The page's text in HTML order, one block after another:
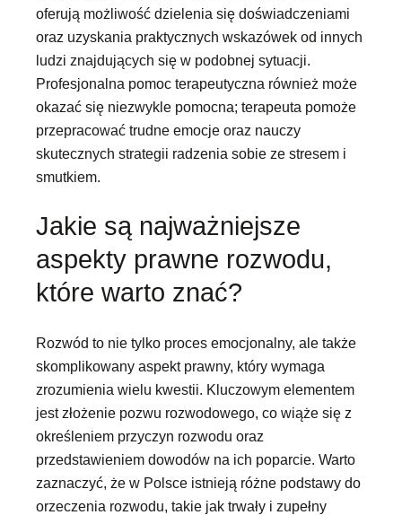
oferują możliwość dzielenia się doświadczeniami
oraz uzyskania praktycznych wskazówek od innych
ludzi znajdujących się w podobnej sytuacji.
Profesjonalna pomoc terapeutyczna również może
okazać się niezwykle pomocna; terapeuta pomoże
przepracować trudne emocje oraz nauczy
skutecznych strategii radzenia sobie ze stresem i
smutkiem.
Jakie są najważniejsze
aspekty prawne rozwodu,
które warto znać?
Rozwód to nie tylko proces emocjonalny, ale także
skomplikowany aspekt prawny, który wymaga
zrozumienia wielu kwestii. Kluczowym elementem
jest złożenie pozwu rozwodowego, co wiąże się z
określeniem przyczyn rozwodu oraz
przedstawieniem dowodów na ich poparcie. Warto
zaznaczyć, że w Polsce istnieją różne podstawy do
orzeczenia rozwodu, takie jak trwały i zupełny